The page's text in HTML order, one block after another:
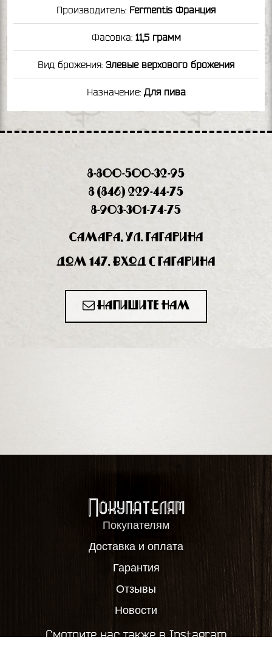
Производитель: Fermentis Франция
Фасовка: 11,5 грамм
Вид брожения: Элевые верхового брожения
Назначение: Для пива
8-800-500-32-95
8 (846) 229-44-75
8-903-301-74-75
Самара, ул. Гагарина
дом 147, вход с Гагарина
Напишите нам
Покупателям
Покупателям
Доставка и оплата
Гарантия
Отзывы
Новости
Смотрите нас также в Instagram